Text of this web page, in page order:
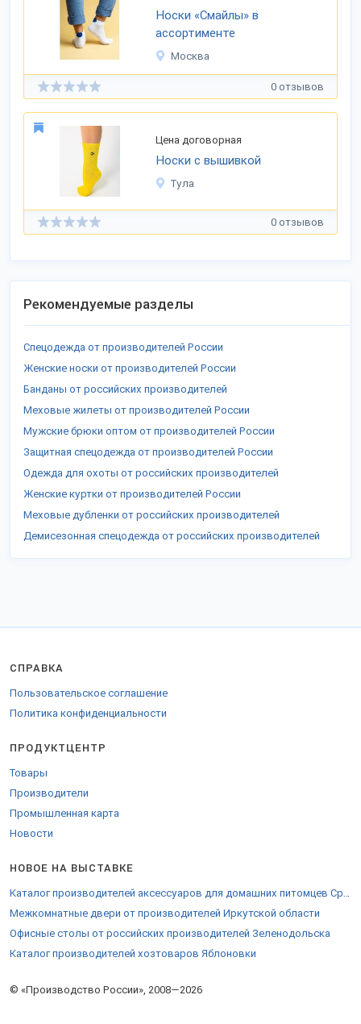
Носки «Смайлы» в
ассортименте
Москва
0 отзывов
Цена договорная
Носки с вышивкой
Тула
0 отзывов
Рекомендуемые разделы
Спецодежда от производителей России
Женские носки от производителей России
Банданы от российских производителей
Меховые жилеты от производителей России
Мужские брюки оптом от производителей России
Защитная спецодежда от производителей России
Одежда для охоты от российских производителей
Женские куртки от производителей России
Меховые дубленки от российских производителей
Демисезонная спецодежда от российских производителей
© «Производство России», 2008—2026
СПРАВКА
Пользовательское соглашение
Политика конфиденциальности
ПРОДУКТЦЕНТР
Товары
Производители
Промышленная карта
Новости
НОВОЕ НА ВЫСТАВКЕ
Каталог производителей аксессуаров для домашних питомцев Среднеуральска
Межкомнатные двери от производителей Иркутской области
Офисные столы от российских производителей Зеленодольска
Каталог производителей хозтоваров Яблоновки